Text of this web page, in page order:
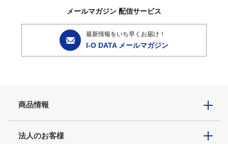
メールマガジン 配信サービス
最新情報をいち早くお届け！
I-O DATA メールマガジン
商品情報
法人のお客様